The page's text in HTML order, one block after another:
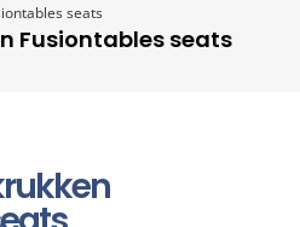
seats
Fusiontables seats